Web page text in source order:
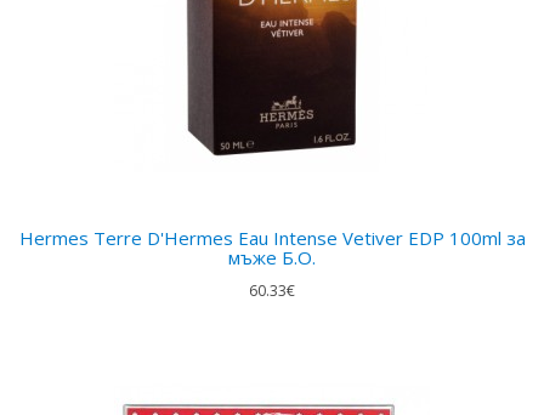
Hermes Terre D'Hermes Eau Intense Vetiver EDP 100ml за
мъже Б.О.
60.33€